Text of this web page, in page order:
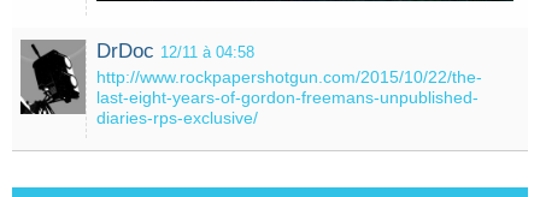
DrDoc 12/11 à 04:58
http://www.rockpapershotgun.com/2015/10/22/the-
last-eight-years-of-gordon-freemans-unpublished-
diaries-rps-exclusive/